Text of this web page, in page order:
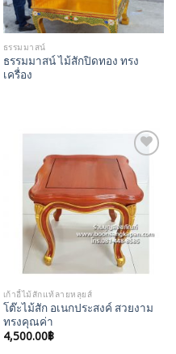
ธรรมมาสน์
ธรรมมาสน์ ไม้สักปิดทอง ทรง
เครื่อง
Add to
Wishlist
เก้าอี้ไม้สักแท้ลายหลุยส์
โต๊ะไม้สัก อเนกประสงค์ สวยงาม
ทรงคุณค่า
4,500.00฿